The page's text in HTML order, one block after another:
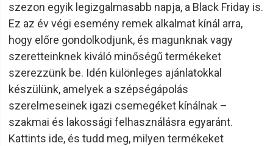
szezon egyik legizgalmasabb napja, a Black Friday is.
Ez az év végi esemény remek alkalmat kínál arra,
hogy előre gondolkodjunk, és magunknak vagy
szeretteinknek kiváló minőségű termékeket
szerezzünk be. Idén különleges ajánlatokkal
készülünk, amelyek a szépségápolás
szerelmeseinek igazi csemegéket kínálnak –
szakmai és lakossági felhasználásra egyaránt.
Kattints ide, és tudd meg, milyen termékeket